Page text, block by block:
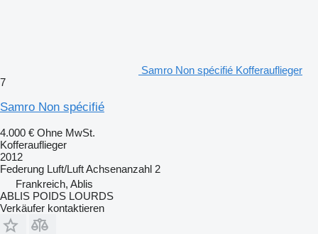
Samro Non spécifié Kofferauflieger
7
Samro Non spécifié
4.000 € Ohne MwSt.
Kofferauflieger
2012
Federung Luft/LuftAchsenanzahl 2
Frankreich, Ablis
ABLIS POIDS LOURDS
Verkäufer kontaktieren